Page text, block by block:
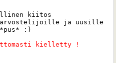
kiitos
arvostelijoille ja uusille
:)
kielletty !